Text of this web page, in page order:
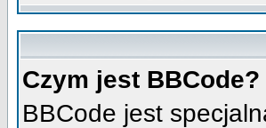
Czym jest BBCode?
BBCode jest